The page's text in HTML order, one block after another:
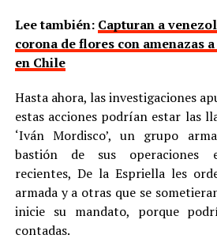
Lee también: Capturan a
corona de flores con amenazas
en Chile
Hasta ahora, las investigaciones
estas acciones podrían estar las
‘Iván Mordisco’, un grupo
bastión de sus operaciones
recientes, De la Espriella les
armada y a otras que se
inicie su mandato, porque
contadas.